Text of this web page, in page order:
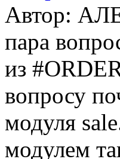
Автор:
пара
из
вопросу
модуля
модулем